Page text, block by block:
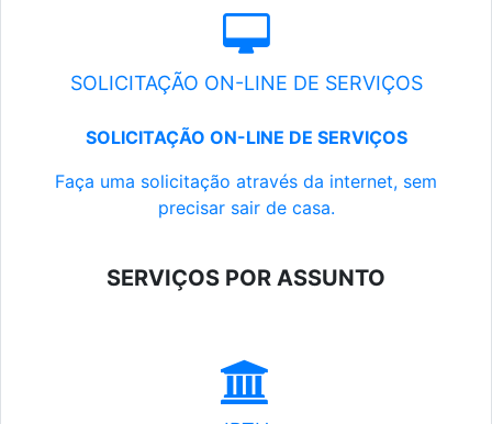
SOLICITAÇÃO ON-LINE DE SERVIÇOS
SOLICITAÇÃO ON-LINE DE SERVIÇOS
Faça uma solicitação através da internet, sem
precisar sair de casa.
SERVIÇOS POR ASSUNTO